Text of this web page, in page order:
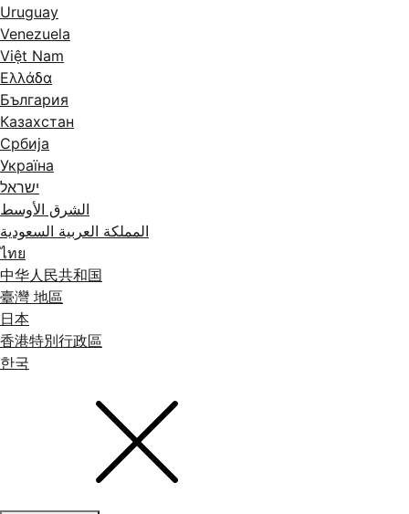
Uruguay
Venezuela
Việt Nam
Ελλάδα
България
Казахстан
Србија
Україна
ישראל
الشرق الأوسط
المملكة العربية السعودية
ไทย
中华人民共和国
臺灣 地區
日本
香港特別行政區
한국